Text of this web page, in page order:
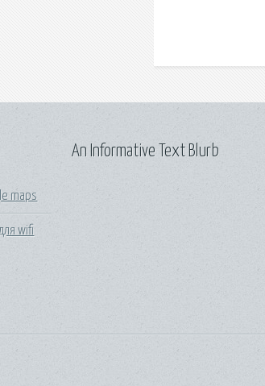
maps
wifi
An Informative Text Blurb